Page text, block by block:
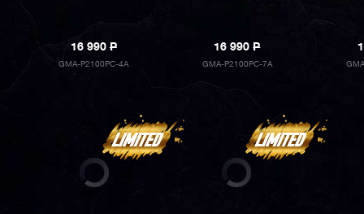
16 990P
GMA-P2100PC-4A
16 990P
GMA-P2100PC-7A